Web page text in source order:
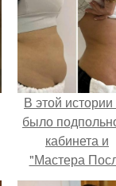
В этой
было
кабинета и
"Мастера